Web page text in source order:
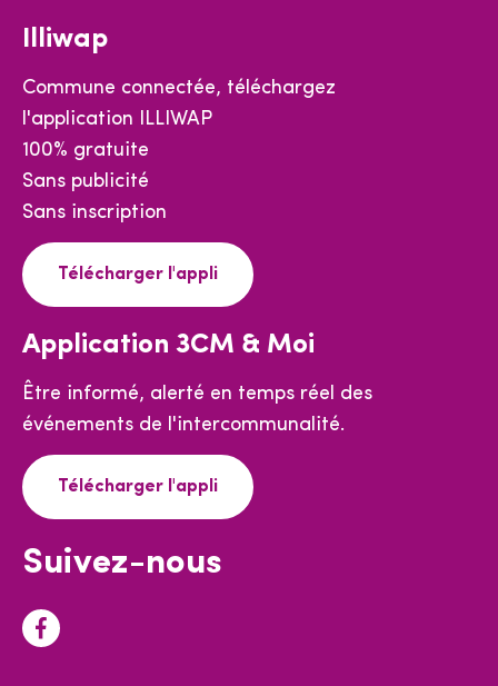
Illiwap
Commune connectée, téléchargez
l'application ILLIWAP
100% gratuite
Sans publicité
Sans inscription
Télécharger l'appli
Application 3CM & Moi
Être informé, alerté en temps réel des
événements de l'intercommunalité.
Télécharger l'appli
Suivez-nous
F